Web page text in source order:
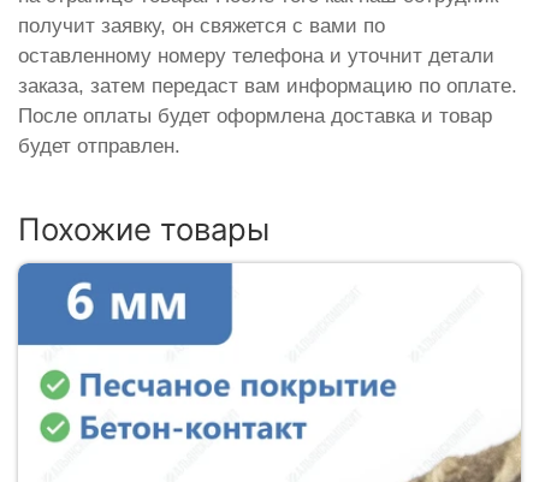
получит заявку, он свяжется с вами по
оставленному номеру телефона и уточнит детали
заказа, затем передаст вам информацию по оплате.
После оплаты будет оформлена доставка и товар
будет отправлен.
Похожие товары